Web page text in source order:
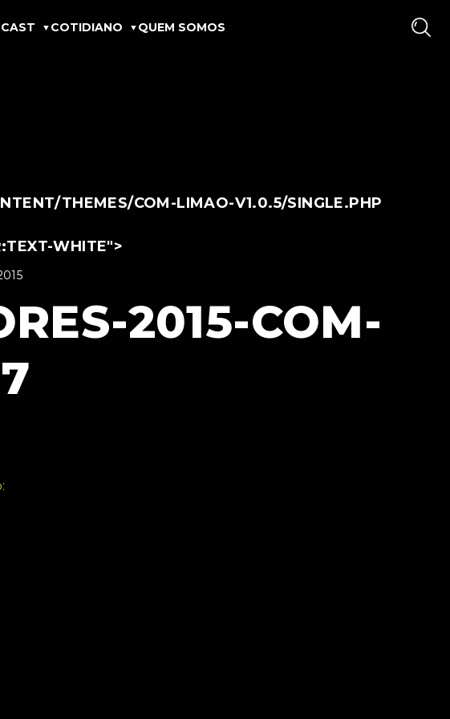
COTIDIANO QUEM SOMOS
THEMES/COM-LIMAO-V1.0.5/SINGLE.PHP
WHITE">
2015-COM-